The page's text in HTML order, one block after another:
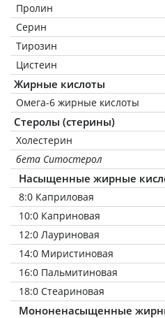
Пролин
Серин
Тирозин
Цистеин
Жирные кислоты
Омега-6 жирные кислоты
Стеролы (стерины)
Холестерин
бета Ситостерол
Насыщенные жирные
8:0 Каприловая
10:0 Каприновая
12:0 Лауриновая
14:0 Миристиновая
16:0 Пальмитиновая
18:0 Стеариновая
Мононенасыщенные